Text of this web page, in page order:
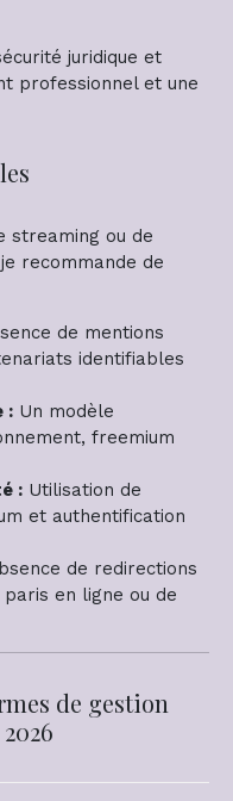
juridique et
professionnel et une
streaming ou de
recommande de
de mentions
identifiables
: Un modèle
freemium
: Utilisation de
et authentification
de redirections
en ligne ou de
de gestion